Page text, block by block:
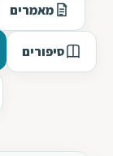
מאמרים
סיפורים